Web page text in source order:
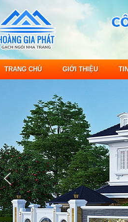
TRANG CHỦ GIỚI THIỆU